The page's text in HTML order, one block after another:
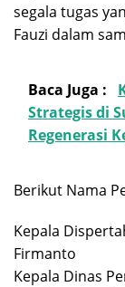
segala tugas
Fauzi dalam
Baca Juga :
Strategis di
Regenerasi
Berikut Nama
Kepala
Firmanto
Kepala Dinas